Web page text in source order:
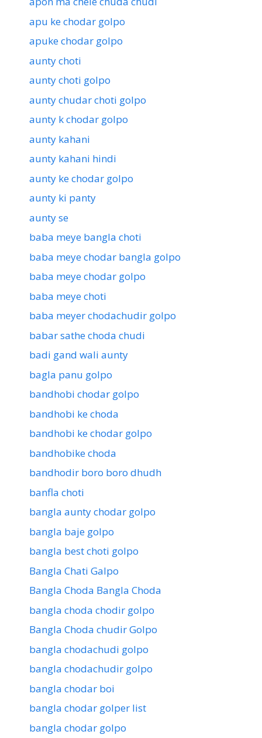
apu ke chodar golpo
apuke chodar golpo
aunty choti
aunty choti golpo
aunty chudar choti golpo
aunty k chodar golpo
aunty kahani
aunty kahani hindi
aunty ke chodar golpo
aunty ki panty
aunty se
baba meye bangla choti
baba meye chodar bangla golpo
baba meye chodar golpo
baba meye choti
baba meyer chodachudir golpo
babar sathe choda chudi
badi gand wali aunty
bagla panu golpo
bandhobi chodar golpo
bandhobi ke choda
bandhobi ke chodar golpo
bandhobike choda
bandhodir boro boro dhudh
banfla choti
bangla aunty chodar golpo
bangla baje golpo
bangla best choti golpo
Bangla Chati Galpo
Bangla Choda Bangla Choda
bangla choda chodir golpo
Bangla Choda chudir Golpo
bangla chodachudi golpo
bangla chodachudir golpo
bangla chodar boi
bangla chodar golper list
bangla chodar golpo